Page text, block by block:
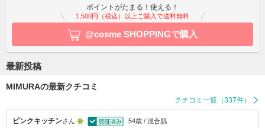
ポイントがたまる！使える！
1,500円（税込）以上ご購入で送料無料
@cosme SHOPPINGで購入
最新投稿
MIMURAの最新クチコミ
クチコミ一覧（337件）
ピンクキッチンさん 54歳 / 混合肌